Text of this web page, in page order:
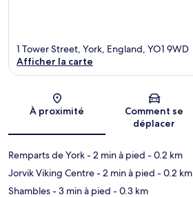
Carte
1 Tower Street, York, England, YO1 9WD
Afficher la carte
À proximité
Comment se
déplacer
Remparts de York- 2 min à pied - 0.2 km
Jorvik Viking Centre- 2 min à pied - 0.2 km
Shambles- 3 min à pied - 0.3 km